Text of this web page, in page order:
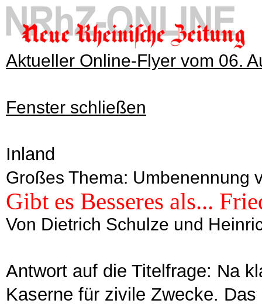
Aktueller Online-Flyer vom 06.
Fenster schließen
Inland
Großes Thema: Umbenennung
Gibt es Besseres als...
Von Dietrich Schulze und
Antwort auf die Titelfrage: Na
Kaserne für zivile Zwecke.